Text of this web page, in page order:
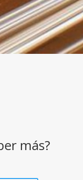
más?